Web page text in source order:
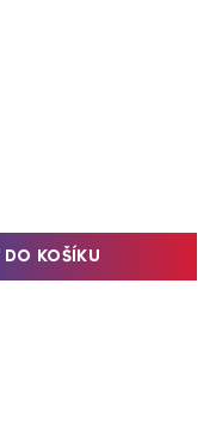
DO KOŠÍKU